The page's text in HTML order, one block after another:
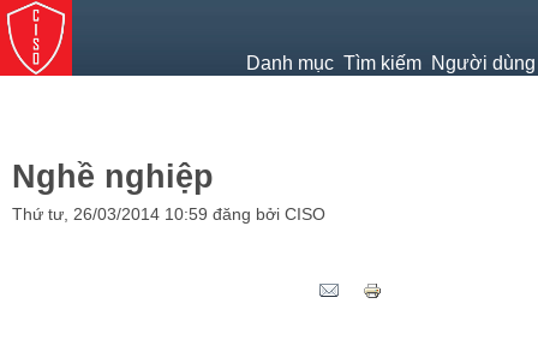
Danh mục Tìm kiếm Người dùng
Nghề nghiệp
Thứ tư, 26/03/2014 10:59 đăng bởi CISO